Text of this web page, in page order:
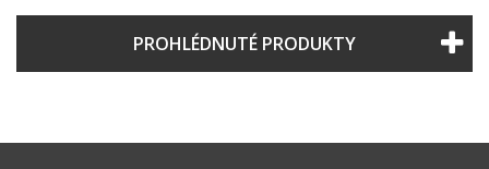
PROHLÉDNUTÉ PRODUKTY